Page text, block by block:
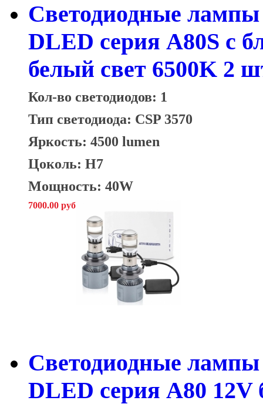
Светодиодные лампы
DLED серия A80S с
белый свет 6500K 2
Кол-во светодиодов: 1
Тип светодиода: CSP 3570
Яркость: 4500 lumen
Цоколь: H7
Мощность: 40W
7000.00 руб
Светодиодные лампы
DLED серия A80 12V